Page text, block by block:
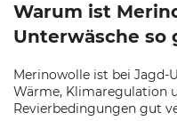
Warum ist
Unterwäsche so
Merinowolle ist bei Jagd-
Wärme, Klimaregulation
Revierbedingungen gut